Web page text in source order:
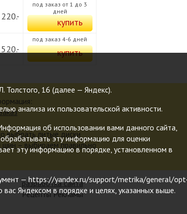
под заказ от 1 до 3
дней
под заказ 4-6 дней
выбрать литые диски
шин – выбираем правильно
разработка сайта
Рецепты Рекламы
Толстого, 16 (далее — Яндекс).
анализа их пользовательской активности.
об использовании вами данного сайта,
эту информацию для оценки
эту информацию в порядке, установленном в
— https://yandex.ru/support/metrika/general/
Яндексом в порядке и целях, указанных выше.